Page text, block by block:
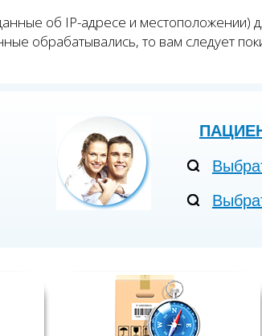
об IP-адресе и местоположении)
обрабатывались, то вам следует